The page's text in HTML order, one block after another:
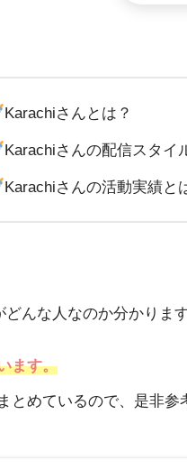
Karachiさんとは？
Karachiさんの配信スタイ
Karachiさんの活動実績と
んな人なのか分かります
ます。
とめているので、是非参